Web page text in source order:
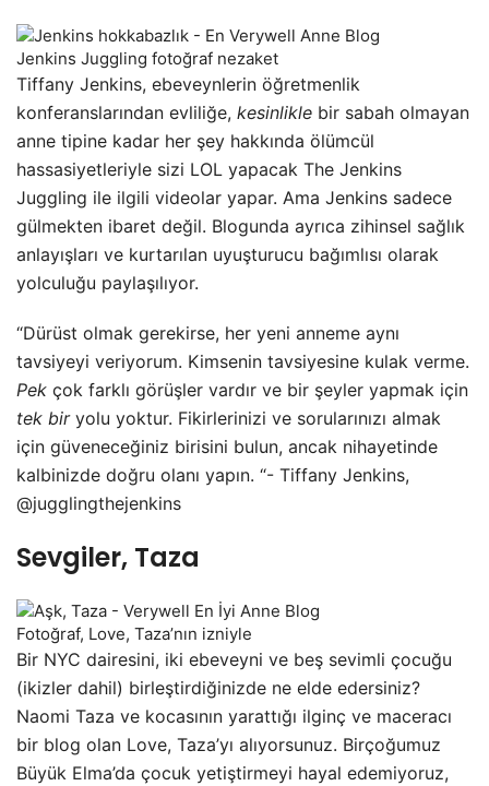
Jenkins Juggling fotoğraf nezaket
Tiffany Jenkins, ebeveynlerin öğretmenlik
konferanslarından evliliğe, kesinlikle bir sabah olmayan
anne tipine kadar her şey hakkında ölümcül
hassasiyetleriyle sizi LOL yapacak The Jenkins
Juggling ile ilgili videolar yapar. Ama Jenkins sadece
gülmekten ibaret değil. Blogunda ayrıca zihinsel sağlık
anlayışları ve kurtarılan uyuşturucu bağımlısı olarak
yolculuğu paylaşılıyor.
“Dürüst olmak gerekirse, her yeni anneme aynı
tavsiyeyi veriyorum. Kimsenin tavsiyesine kulak verme.
Pek çok farklı görüşler vardır ve bir şeyler yapmak için
tek biryolu yoktur. Fikirlerinizi ve sorularınızı almak
için güveneceğiniz birisini bulun, ancak nihayetinde
kalbinizde doğru olanı yapın. “- Tiffany Jenkins,
@jugglingthejenkins
Sevgiler, Taza
Fotoğraf, Love, Taza’nın izniyle
Bir NYC dairesini, iki ebeveyni ve beş sevimli çocuğu
(ikizler dahil) birleştirdiğinizde ne elde edersiniz?
Naomi Taza ve kocasının yarattığı ilginç ve maceracı
bir blog olan Love, Taza’yı alıyorsunuz. Birçoğumuz
Büyük Elma’da çocuk yetiştirmeyi hayal edemiyoruz,